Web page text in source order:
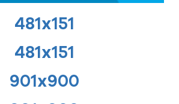
481x151
481x151
901x900